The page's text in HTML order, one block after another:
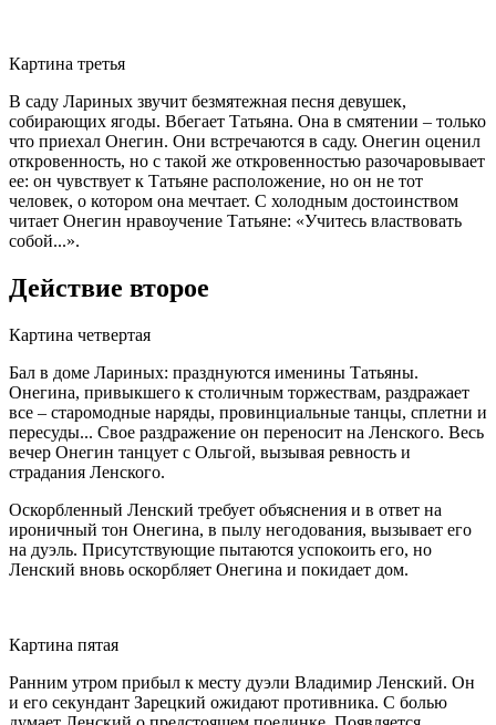
Картина третья
В саду Лариных звучит безмятежная песня девушек,
собирающих ягоды. Вбегает Татьяна. Она в смятении – только
что приехал Онегин. Они встречаются в саду. Онегин оценил
откровенность, но с такой же откровенностью разочаровывает
ее: он чувствует к Татьяне расположение, но он не тот
человек, о котором она мечтает. С холодным достоинством
читает Онегин нравоучение Татьяне: «Учитесь властвовать
собой...».
Действие второе
Картина четвертая
Бал в доме Лариных: празднуются именины Татьяны.
Онегина, привыкшего к столичным торжествам, раздражает
все – старомодные наряды, провинциальные танцы, сплетни и
пересуды... Свое раздражение он переносит на Ленского. Весь
вечер Онегин танцует с Ольгой, вызывая ревность и
страдания Ленского.
Оскорбленный Ленский требует объяснения и в ответ на
ироничный тон Онегина, в пылу негодования, вызывает его
на дуэль. Присутствующие пытаются успокоить его, но
Ленский вновь оскорбляет Онегина и покидает дом.
Картина пятая
Ранним утром прибыл к месту дуэли Владимир Ленский. Он
и его секундант Зарецкий ожидают противника. С болью